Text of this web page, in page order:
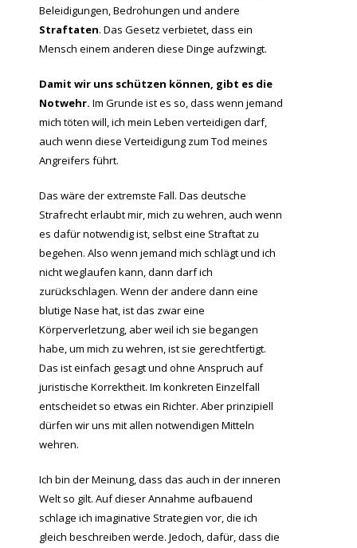
Beleidigungen, Bedrohungen und andere
Straftaten. Das Gesetz verbietet, dass ein
Mensch einem anderen diese Dinge aufzwingt.
Damit wir uns schützen können, gibt es die
Notwehr. Im Grunde ist es so, dass wenn jemand
mich töten will, ich mein Leben verteidigen darf,
auch wenn diese Verteidigung zum Tod meines
Angreifers führt.
Das wäre der extremste Fall. Das deutsche
Strafrecht erlaubt mir, mich zu wehren, auch wenn
es dafür notwendig ist, selbst eine Straftat zu
begehen. Also wenn jemand mich schlägt und ich
nicht weglaufen kann, dann darf ich
zurückschlagen. Wenn der andere dann eine
blutige Nase hat, ist das zwar eine
Körperverletzung, aber weil ich sie begangen
habe, um mich zu wehren, ist sie gerechtfertigt.
Das ist einfach gesagt und ohne Anspruch auf
juristische Korrektheit. Im konkreten Einzelfall
entscheidet so etwas ein Richter. Aber prinzipiell
dürfen wir uns mit allen notwendigen Mitteln
wehren.
Ich bin der Meinung, dass das auch in der inneren
Welt so gilt. Auf dieser Annahme aufbauend
schlage ich imaginative Strategien vor, die ich
gleich beschreiben werde. Jedoch, dafür, dass die